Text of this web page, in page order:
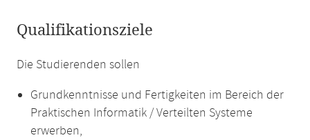
Qualifikationsziele
Die Studierenden sollen
Grundkenntnisse und Fertigkeiten im Bereich der
Praktischen Informatik / Verteilten Systeme
erwerben,